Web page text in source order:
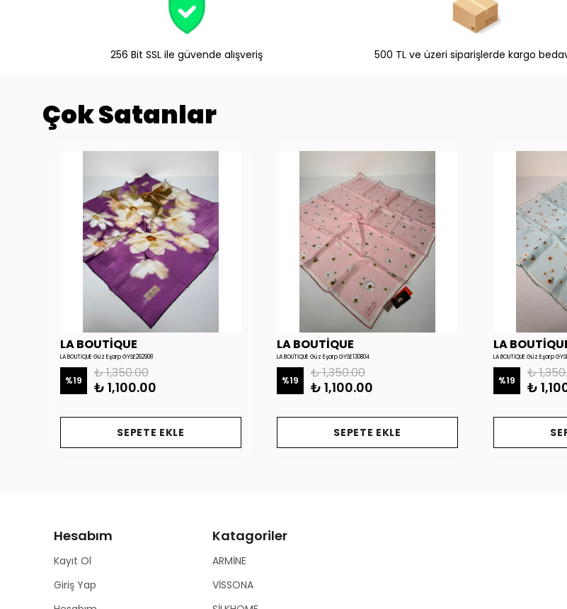
256 Bit SSL ile güvende alışveriş 500 TL ve üzeri siparişlerde kargo
Çok Satanlar
LA BOUTİQUE
LA BOUTİQUE Güz Eşarp GYSE262908
%19 ₺ 1,350.00
₺ 1,100.00
SEPETE EKLE
LA BOUTİQUE
LA BOUTİQUE Güz Eşarp GYSE130804
%19 ₺ 1,350.00
₺ 1,100.00
SEPETE EKLE
LA
LA BOUTİQUE Güz Eşarp
%19 ₺
₺
Hesabım
Kayıt Ol
Giriş Yap
Katagoriler
ARMİNE
VİSSONA